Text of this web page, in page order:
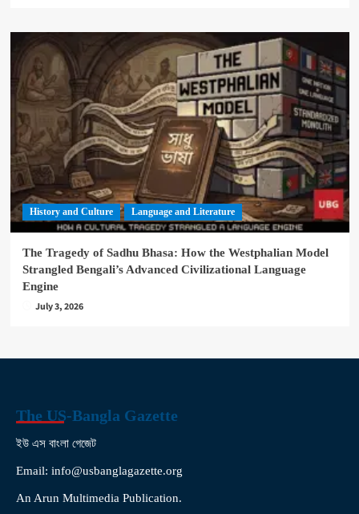
History and Culture Language and Literature
The Tragedy of Sadhu Bhasa: How the Westphalian Model
Strangled Bengali’s Advanced Civilizational Language
Engine
July 3, 2026
The US-Bangla Gazette
ইউ এস বাংলা গেজেট
Email: info@usbanglagazette.org
An Arun Multimedia Publication.